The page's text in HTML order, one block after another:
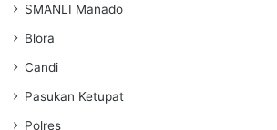
SMANLI Manado
Blora
Candi
Pasukan Ketupat
Polres